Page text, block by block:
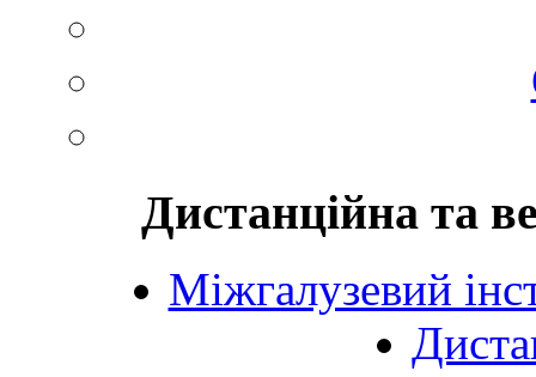
Дистанційна та
Міжгалузевий